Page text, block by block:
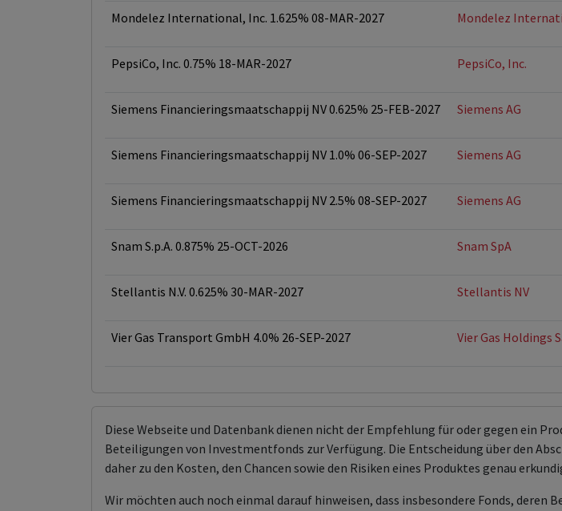
Mondelez International, Inc. 1.625% 08-MAR-2027 Mondelez
PepsiCo, Inc. 0.75% 18-MAR-2027 PepsiCo, Inc.
Siemens Financieringsmaatschappij NV 0.625% 25-FEB-2027 Siemens AG
Siemens Financieringsmaatschappij NV 1.0% 06-SEP-2027 Siemens AG
Siemens Financieringsmaatschappij NV 2.5% 08-SEP-2027 Siemens AG
Snam S.p.A. 0.875% 25-OCT-2026 Snam SpA
Stellantis N.V. 0.625% 30-MAR-2027 Stellantis NV
Vier Gas Transport GmbH 4.0% 26-SEP-2027 Vier Gas Holdings
Diese Webseite und Datenbank dienen nicht der Empfehlung für oder gegen ein
Beteiligungen von Investmentfonds zur Verfügung. Die Entscheidung über den
daher zu den Kosten, den Chancen sowie den Risiken eines Produktes genau
Wir möchten auch noch einmal darauf hinweisen, dass insbesondere Fonds,